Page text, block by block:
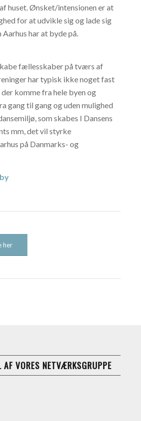
huset. Ønsket/intensionen er at
for at udvikle sig og lade sig
har at byde på.
fællesskaber på tværs af
har typisk ikke noget fast
komme fra hele byen og
gang til gang og uden mulighed
som skabes I Dansens
mm, det vil styrke
på Danmarks- og
her
AF VORES NETVÆRKSGRUPPE